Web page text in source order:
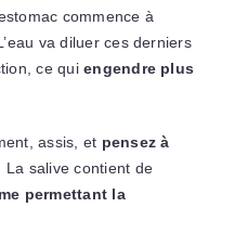
commence à
va diluer ces derniers
ce quiengendre plus
assis, et pensez à
. La salive contient de
permettant la